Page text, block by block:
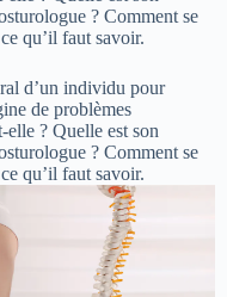
? Comment se
qu’il faut savoir.
d’un individu pour
de problèmes
elle ? Quelle est son
? Comment se
qu’il faut savoir.